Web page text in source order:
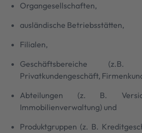
Organgesellschaften,
ausländische Betriebsstätten,
Filialen,
Geschäftsbereiche (z.B.
Privatkundengeschäft,
Abteilungen (z. B.
Immobilienverwaltung) und
Produktgruppen (z. B.